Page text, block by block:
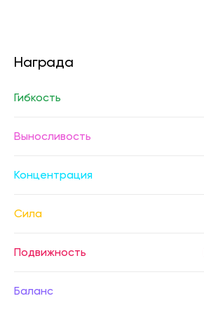
Награда
Гибкость
Выносливость
Концентрация
Сила
Подвижность
Баланс